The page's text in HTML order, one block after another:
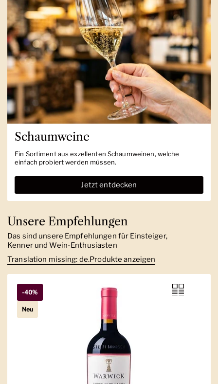
Schaumweine
Ein Sortiment aus exzellenten Schaumweinen, welche
einfach probiert werden müssen.
Jetzt entdecken
Unsere Empfehlungen
Das sind unsere Empfehlungen für Einsteiger,
Kenner und Wein-Enthusiasten
Translation missing: de.Produkte anzeigen
-40%
Neu